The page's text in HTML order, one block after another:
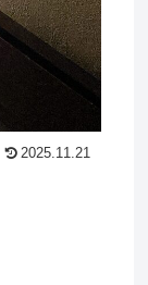
2025.11.21